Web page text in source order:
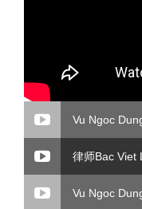
Vu Ngoc
律师Bac Viet
Vu Ngoc